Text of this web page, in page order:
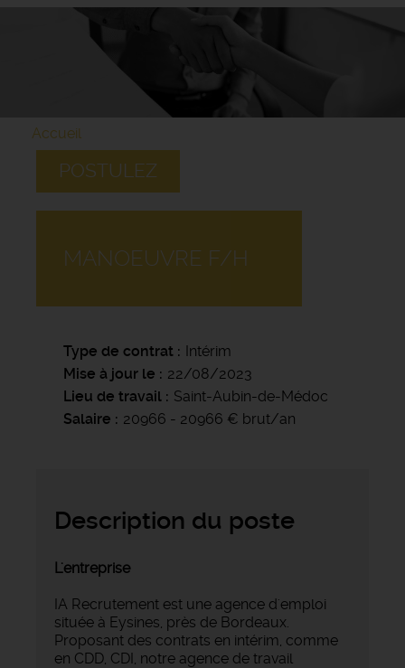
Accueil
POSTULEZ
MANOEUVRE F/H
Type de contrat
Intérim
Mise à jour le
22/08/2023
Lieu de travail
Saint-Aubin-de-Médoc
Salaire
20966 - 20966 € brut/an
Description du poste
L'entreprise
IA Recrutement est une agence d'emploi
située à Eysines, près de Bordeaux.
Proposant des contrats en intérim, comme
en CDD, CDI, notre agence de travail